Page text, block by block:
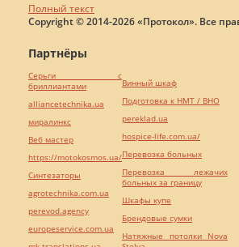
Полный текст
Copyright © 2014-2026 «Протокол». Все
Партнёры
Серьги с
бриллиантами
alliancetechnika.ua
миралинкс
Веб мастер
https://motokosmos.ua/
Синтезаторы
agrotechnika.com.ua
perevod.agency
europeservice.com.ua
Винный шкаф
Подготовка к НМТ / ВНО
pereklad.ua
hospice-life.com.ua/
Перевозка больных
Перевозка лежачих
больных за границу
Шкафы купе
Брендовые сумки
Натяжные потолки Nova